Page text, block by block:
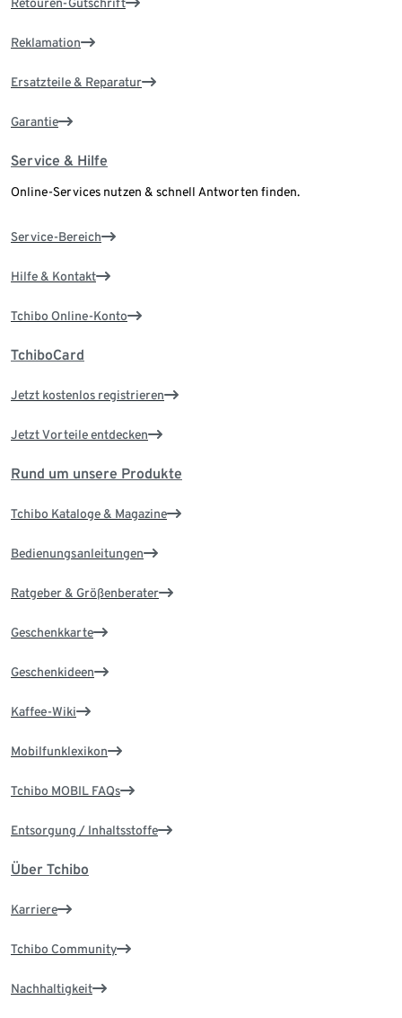
Reklamation
Ersatzteile & Reparatur
Garantie
Service & Hilfe
Online-Services nutzen & schnell Antworten finden.
Service-Bereich
Hilfe & Kontakt
Tchibo Online-Konto
TchiboCard
Jetzt kostenlos registrieren
Jetzt Vorteile entdecken
Rund um unsere Produkte
Tchibo Kataloge & Magazine
Bedienungsanleitungen
Ratgeber & Größenberater
Geschenkkarte
Geschenkideen
Kaffee-Wiki
Mobilfunklexikon
Tchibo MOBIL FAQs
Entsorgung / Inhaltsstoffe
Über Tchibo
Karriere
Tchibo Community
Nachhaltigkeit